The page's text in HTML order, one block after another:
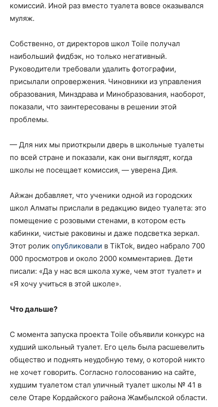
комиссий. Иной раз вместо туалета вовсе оказывался
муляж.
Собственно, от директоров школ Toile получал
наибольший фидбэк, но только негативный.
Руководители требовали удалить фотографии,
присылали опровержения. Чиновники из управления
образования, Минздрава и Минобразования, наоборот,
показали, что заинтересованы в решении этой
проблемы.
— Для них мы приоткрыли дверь в школьные туалеты
по всей стране и показали, как они выглядят, когда
школы не посещает комиссия, — уверена Дия.
Айжан добавляет, что ученики одной из городских
школ Алматы прислали в редакцию видео туалета: это
помещение с розовыми стенами, в котором есть
кабинки, чистые раковины и даже подсветка зеркал.
Этот ролик опубликовали в TikTok, видео набрало 700
000 просмотров и около 2000 комментариев. Дети
писали: «Да у нас вся школа хуже, чем этот туалет» и
«Я хочу учиться в этой школе».
Что дальше?
С момента запуска проекта Toile объявили конкурс на
худший школьный туалет. Его цель была расшевелить
общество и поднять неудобную тему, о которой никто
не хочет говорить. Согласно голосованию на сайте,
худшим туалетом стал уличный туалет школы № 41 в
селе Отаре Кордайского района Жамбылской области.